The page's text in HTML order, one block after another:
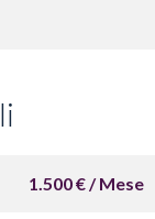
1.500 € / Mese